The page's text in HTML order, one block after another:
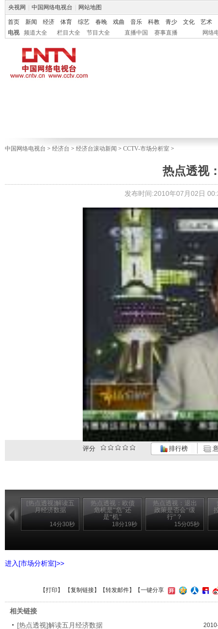
央视网 中国网络电视台 网站地图
首页 新闻 经济 体育 综艺 春晚 戏曲 音乐 科教 青少 文化
艺术
电视
频道大全 栏目大全 节目大全 直播中国 赛事直播 网络
中国网络电视台 > 经济台 > 经济台滚动新闻 > CCTV-市场分析室 >
热点透视
发布时间:2010年07月02日
评分 排行榜
[热点透视]解读五
月经济数据
14分30秒
热点透视：欧债
危机是“危”还
是“机”
18分19秒
热点透视：退出
政策是否会“缓
行”？
15分05秒
进入[市场分析室]>>
【打印 】 【复制链接】【转发邮件】【一键分享
相关链接
[热点透视]解读五月经济数据